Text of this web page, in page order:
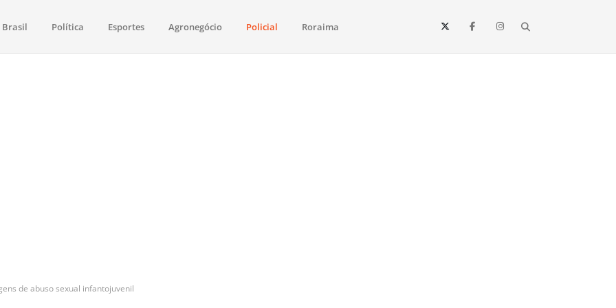
saúde, esportes, economia e os principais acontecimentos de Boa Vista e todo o estado de Roraima. Fique sempre informado
Brasil Política Esportes Agronegócio Policial Roraima
de abuso sexual infantojuvenil